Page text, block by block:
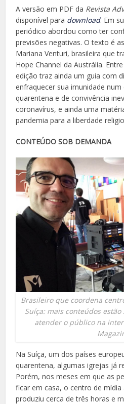
A versão em PDF da Revista
disponível para download. Em
periódico abordou como ter
previsões negativas. O texto é
Mariana Venturi, brasileira que
Hope Channel da Austrália.
edição traz ainda um guia com
enfraquecer sua imunidade
quarentena e de convivência
coronavírus, e ainda uma
pandemia para a liberdade
CONTEÚDO SOB DEMANDA
Brasileiro que coordena
Suíça: mais conteúdos
atender o público na
Na Suíça, um dos países
quarentena, algumas igrejas já
Porém, nos meses em que as
ficar em casa, o centro de mídia
produziu cerca de três horas e